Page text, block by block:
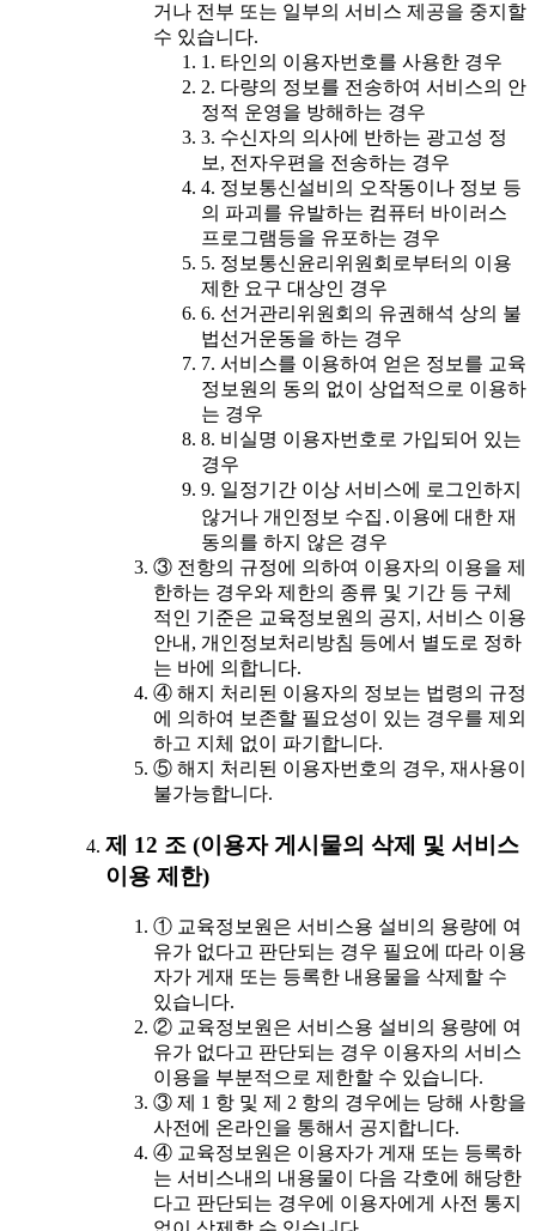
거나 전부 또는 일부의 서비스 제공을 중지할
수 있습니다.
1. 타인의 이용자번호를 사용한 경우
2. 다량의 정보를 전송하여 서비스의 안
정적 운영을 방해하는 경우
3. 수신자의 의사에 반하는 광고성 정
보, 전자우편을 전송하는 경우
4. 정보통신설비의 오작동이나 정보 등
의 파괴를 유발하는 컴퓨터 바이러스
프로그램등을 유포하는 경우
5. 정보통신윤리위원회로부터의 이용
제한 요구 대상인 경우
6. 선거관리위원회의 유권해석 상의 불
법선거운동을 하는 경우
7. 서비스를 이용하여 얻은 정보를 교육
정보원의 동의 없이 상업적으로 이용하
는 경우
8. 비실명 이용자번호로 가입되어 있는
경우
9. 일정기간 이상 서비스에 로그인하지
않거나 개인정보 수집․이용에 대한 재
동의를 하지 않은 경우
③ 전항의 규정에 의하여 이용자의 이용을 제
한하는 경우와 제한의 종류 및 기간 등 구체
적인 기준은 교육정보원의 공지, 서비스 이용
안내, 개인정보처리방침 등에서 별도로 정하
는 바에 의합니다.
④ 해지 처리된 이용자의 정보는 법령의 규정
에 의하여 보존할 필요성이 있는 경우를 제외
하고 지체 없이 파기합니다.
⑤ 해지 처리된 이용자번호의 경우, 재사용이
불가능합니다.
제 12 조 (이용자 게시물의 삭제 및 서비스
이용 제한)
① 교육정보원은 서비스용 설비의 용량에 여
유가 없다고 판단되는 경우 필요에 따라 이용
자가 게재 또는 등록한 내용물을 삭제할 수
있습니다.
② 교육정보원은 서비스용 설비의 용량에 여
유가 없다고 판단되는 경우 이용자의 서비스
이용을 부분적으로 제한할 수 있습니다.
③ 제 1 항 및 제 2 항의 경우에는 당해 사항을
사전에 온라인을 통해서 공지합니다.
④ 교육정보원은 이용자가 게재 또는 등록하
는 서비스내의 내용물이 다음 각호에 해당한
다고 판단되는 경우에 이용자에게 사전 통지